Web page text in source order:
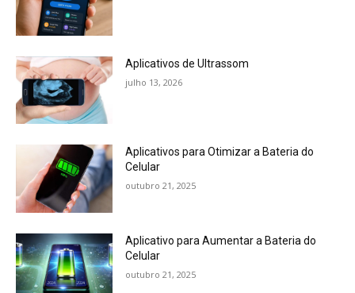
Aplicativos de Ultrassom
julho 13, 2026
Aplicativos para Otimizar a Bateria do
Celular
outubro 21, 2025
Aplicativo para Aumentar a Bateria do
Celular
outubro 21, 2025